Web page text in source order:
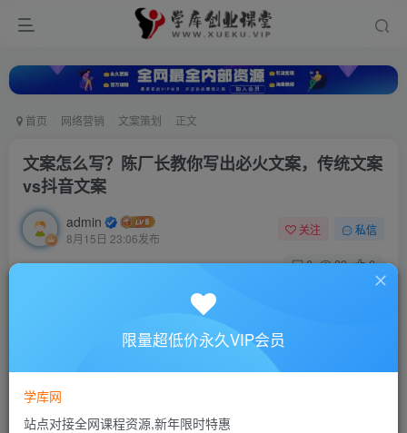
首页 网络营销 文案策划 正文
文案怎么写？陈厂长教你写出必火文案，传统文案
vs抖音文案
admin
8月15日 23:06发布
关注 私信
0 39 0
此内容为付费资源，请付费后查看
10
限量超低价永久VIP会员
学库网
站点对接全网课程资源,新年限时特惠